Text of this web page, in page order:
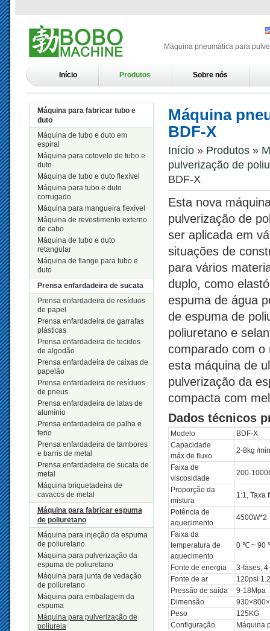
Máquina pneumática para
Início Produtos Sobre nós
Máquina para fabricar tubo e
duto
Máquina de tubo e duto em
espiral
Máquina para cotovelo de tubo e
duto
Máquina de tubo e duto flexível
Máquina para tubo e duto
corrugado
Máquina para mangueira flexível
Máquina de revestimento externo
de cabo
Máquina de tubo e duto
retangular
Máquina de flange para tubo e
duto
Prensa enfardadeira de sucata
Prensa enfardadeira de resíduos
de papel
Prensa enfardadeira de garrafas
plásticas
Prensa enfardadeira de tecidos
de algodão
Prensa enfardadeira de caixas de
papelão
Prensa enfardadeira de resíduos
de pneus
Prensa enfardadeira de latas de
alumínio
Prensa enfardadeira de palha e
feno
Prensa enfardadeira de tambores
e barris de metal
Prensa enfardadeira de sucata de
metal
Máquina briquetadeira de
cavacos de metal
Máquina para fabricar espuma
de poliuretano
Máquina para injeção da espuma
de poliuretano
Máquina para pulverização da
espuma de poliuretano
Máquina para junta de vedação
de poliuretano
Máquina para embalagem da
espuma
Máquina para pulverização de
poliureia
Máquina
BDF-X
Início» Produtos»
pulverização de
BDF-X
Esta nova
pulverização de
ser aplicada em
situações de
para vários
duplo, como
espuma de água
de espuma de
poliuretano e
comparado com o
esta máquina de
pulverização da
compacta com
Dados técnicos
Modelo
BDF-X
Capacidade
máx.de fluxo
2-8kg /min
Faixa de
viscosidade
200-
Proporção da
mistura
1:1, Taxa
Potência de
aquecimento
4500W*2
Faixa da
temperatura de
aquecimento
0 ℃ ~ 90
Fonte de energia
3-fases,
Fonte de ar
120psi
Pressão de saída
9-18Mpa
Dimensão
Peso
125KG
Configuração
Máquina